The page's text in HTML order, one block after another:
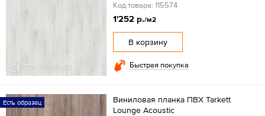
Код товара: 115574
1'252 р./м2
В корзину
Быстрая покупка
Есть образец
Виниловая планка ПВХ Tarkett
Lounge Acoustic